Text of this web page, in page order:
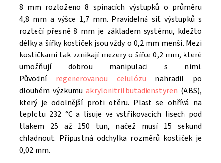
8 mm rozloženo 8 spínacích výstupků o průměru
4,8 mm a výšce 1,7 mm. Pravidelná síť výstupků s
roztečí přesně 8 mm je základem systému, kdežto
délky a šířky kostiček jsou vždy o 0,2 mm menší. Mezi
kostičkami tak vznikají mezery o šířce 0,2 mm, které
umožňují dobrou manipulaci s nimi.
Původní regenerovanou celulózu nahradil po
dlouhém výzkumuakrylonitrilbutadienstyren (ABS),
který je odolnější proti otěru. Plast se ohřívá na
teplotu 232 °C a lisuje ve vstřikovacích lisech pod
tlakem 25 až 150 tun, načež musí 15 sekund
chladnout. Přípustná odchylka rozměrů kostiček je
0,02 mm.